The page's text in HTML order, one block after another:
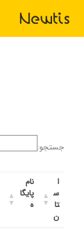
جستجو:
ا
س
تا
ن
نام
پایگا
ه